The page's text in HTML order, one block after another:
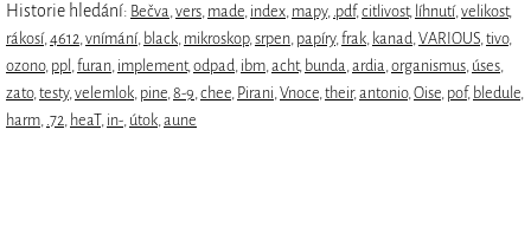
Historie hledání: Bečva,vers, made, index, mapy, .pdf,citlivost, líhnutí,velikost,
rákosí,4612,vnímání, black, mikroskop,srpen, papíry,frak, kanad,VARIOUS,tivo,
ozono, ppl ,furan, implement,odpad, ibm,acht, bunda,ardia,organismus, úses,
zato,testy,velemlok, pine,8-9,chee, Pirani,Vnoce,their,antonio,Oise, pof, bledule,
harm, .72, heaT, in-, útok,aune